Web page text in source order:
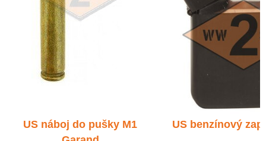
náboj do pušky M1
US benzínový zapaľovač